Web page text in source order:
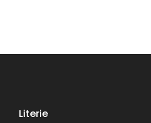
Literie